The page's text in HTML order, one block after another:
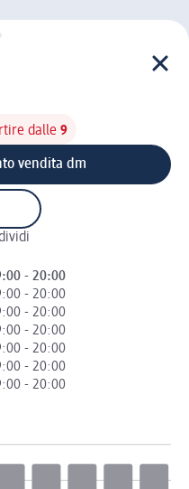
dalle 9
vendita dm
- 20:00
- 20:00
- 20:00
- 20:00
- 20:00
- 20:00
- 20:00